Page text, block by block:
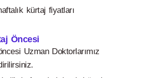
kürtaj fiyatları
Öncesi
Uzman Doktorlarımız